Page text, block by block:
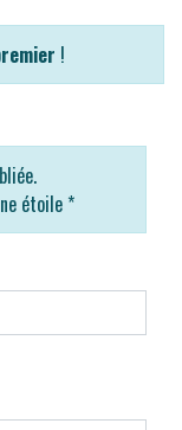
!
étoile *